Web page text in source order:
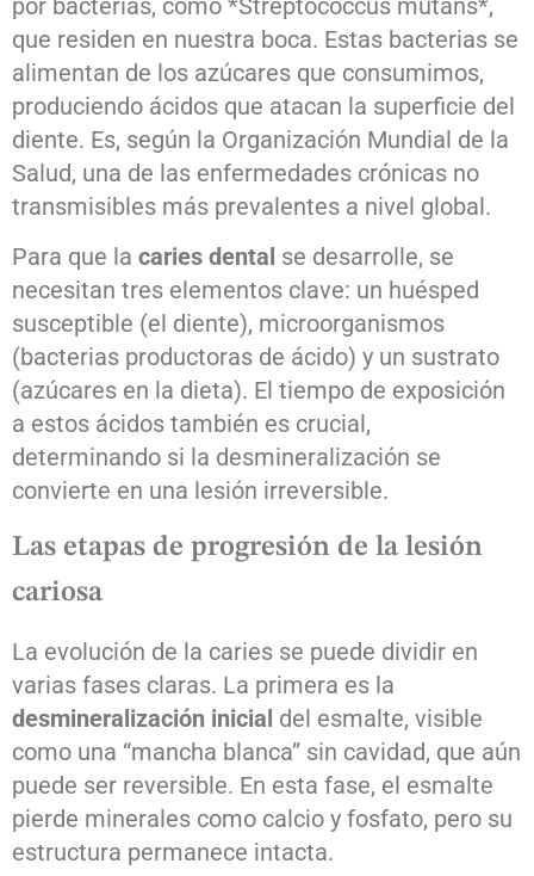
por bacterias, como *Streptococcus mutans*,
que residen en nuestra boca. Estas bacterias se
alimentan de los azúcares que consumimos,
produciendo ácidos que atacan la superficie del
diente. Es, según la Organización Mundial de la
Salud, una de las enfermedades crónicas no
transmisibles más prevalentes a nivel global.
Para que la caries dental se desarrolle, se
necesitan tres elementos clave: un huésped
susceptible (el diente), microorganismos
(bacterias productoras de ácido) y un sustrato
(azúcares en la dieta). El tiempo de exposición
a estos ácidos también es crucial,
determinando si la desmineralización se
convierte en una lesión irreversible.
Las etapas de progresión de la lesión
cariosa
La evolución de la caries se puede dividir en
varias fases claras. La primera es la
desmineralización inicial del esmalte, visible
como una “mancha blanca” sin cavidad, que aún
puede ser reversible. En esta fase, el esmalte
pierde minerales como calcio y fosfato, pero su
estructura permanece intacta.